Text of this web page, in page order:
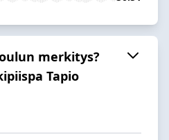
merkitys?
Tapio